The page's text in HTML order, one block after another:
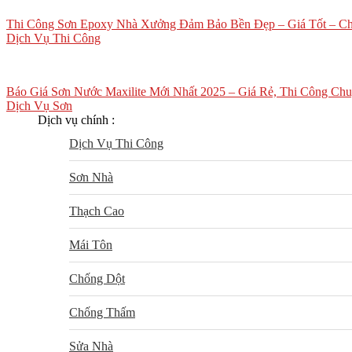
Thi Công Sơn Epoxy Nhà Xưởng Đảm Bảo Bền Đẹp – Giá Tốt –
Dịch Vụ Thi Công
Báo Giá Sơn Nước Maxilite Mới Nhất 2025 – Giá Rẻ, Thi Công
Dịch Vụ Sơn
Dịch vụ chính :
Dịch Vụ Thi Công
Sơn Nhà
Thạch Cao
Mái Tôn
Chống Dột
Chống Thấm
Sửa Nhà